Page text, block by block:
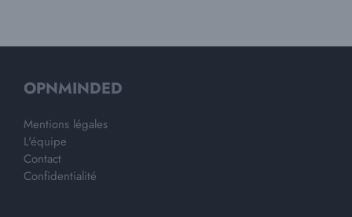
OPNMINDED
Mentions légales
L'équipe
Contact
Confidentialité